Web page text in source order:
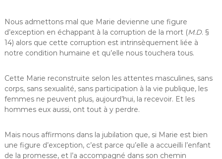
Nous admettons mal que Marie devienne une figure
d’exception en échappant à la corruption de la mort (M.D. §
14) alors que cette corruption est intrinsèquement liée à
notre condition humaine et qu’elle nous touchera tous.
Cette Marie reconstruite selon les attentes masculines, sans
corps, sans sexualité, sans participation à la vie publique, les
femmes ne peuvent plus, aujourd’hui, la recevoir. Et les
hommes eux aussi, ont tout à y perdre.
Mais nous affirmons dans la jubilation que, si Marie est bien
une figure d’exception, c’est parce qu’elle a accueilli l’enfant
de la promesse, et l’a accompagné dans son chemin